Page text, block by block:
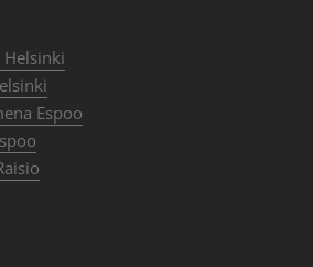
Helsinki
Espoo